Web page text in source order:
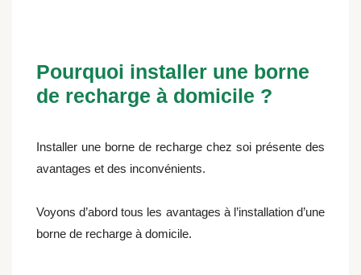
Pourquoi installer une borne
de recharge à domicile ?
Installer une borne de recharge chez soi présente des
avantages et des inconvénients.
Voyons d’abord tous les avantages à l’installation d’une
borne de recharge à domicile.